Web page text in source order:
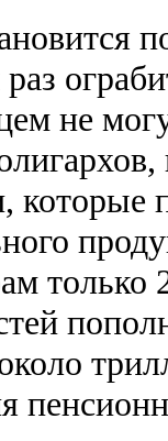
не
которые
только